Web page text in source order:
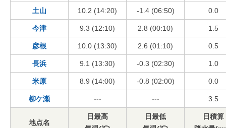
土山 10.2 (14:20) -1.4 (06:50) 0.0
今津 9.3 (12:10) 2.8 (00:10) 1.5
彦根 10.0 (13:30) 2.6 (01:10) 0.5
長浜 9.1 (13:30) -0.3 (02:30) 1.0
米原 8.9 (14:00) -0.8 (02:00) 0.0
柳ケ瀬 --- --- 3.5
地点名
日最高
日最低
日積算